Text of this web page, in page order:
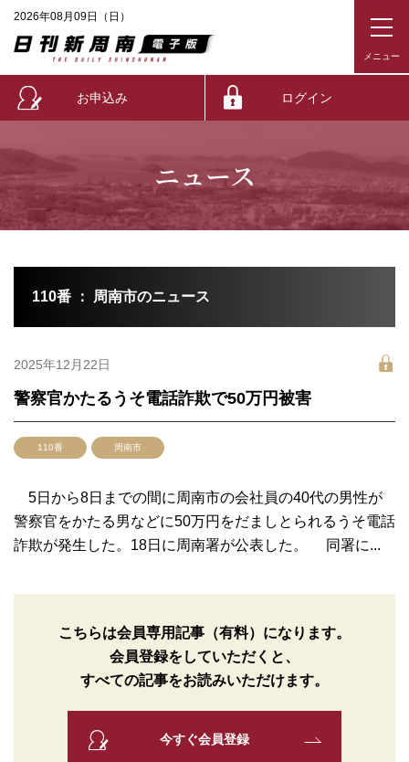
2026年08月09日（日）
お申込み ログイン
ニュース
110番 ： 周南市のニュース
2025年12月22日
警察官かたるうそ電話詐欺で50万円被害
110番 周南市
5日から8日までの間に周南市の会社員の40代の男性が
警察官をかたる男などに50万円をだましとられるうそ電話
詐欺が発生した。18日に周南署が公表した。 同署に...
こちらは会員専用記事（有料）になります。
会員登録をしていただくと、
すべての記事をお読みいただけます。
今すぐ会員登録